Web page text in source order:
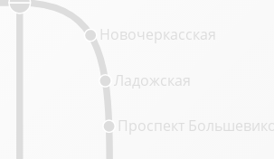
Новочеркасская
Ладожская
Проспект